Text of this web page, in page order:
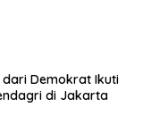
dari Demokrat Ikuti
di Jakarta